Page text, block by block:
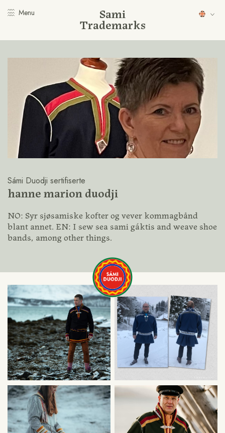
Menu Sami
Trademarks
Sámi Duodji sertifiserte
hanne marion duodji
NO: Syr sjøsamiske kofter og vever kommagbånd
blant annet. EN: I sew sea sami gáktis and weave shoe
bands, among other things.